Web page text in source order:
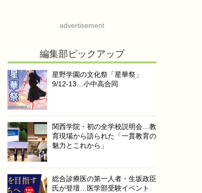
advertisement
編集部ピックアップ
星野学園の文化祭「星華祭」
9/12-13…小中高合同
関西学院・初の全学校説明会…教
育現場から語られた「一貫教育の
魅力とこれから」
総合診療医の第一人者・生坂政臣
氏が登壇…医学部受験イベント